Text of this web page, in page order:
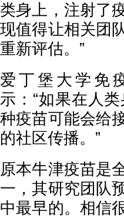
类身上，注射了
现值得让相关团
重新评估。”
爱丁堡大学免
示：“如果在人
种疫苗可能会给
的社区传播。”
原本牛津疫苗是
一，其研究团队
中最早的。相信